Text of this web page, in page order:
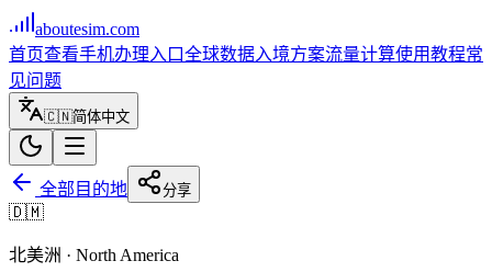
aboutesim.com
首页查看手机办理入口全球数据入境方案流量计算使用教程常
见问题
🇨🇳简体中文
全部目的地 分享
🇩🇲
北美洲 · North America